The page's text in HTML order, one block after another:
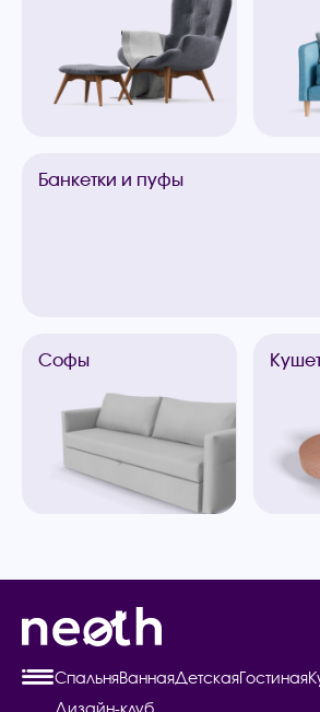
Банкетки и пуфы
Софы
СпальняВаннаяДетскаяГостиная